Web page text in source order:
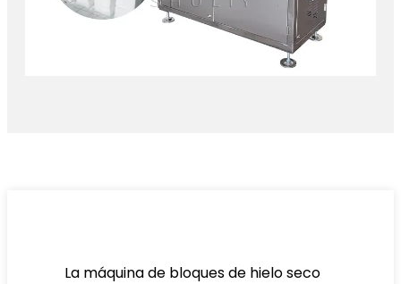
La máquina de bloques de hielo seco